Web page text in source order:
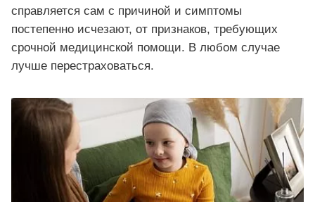
справляется сам с причиной и симптомы
постепенно исчезают, от признаков, требующих
срочной медицинской помощи. В любом случае
лучше перестраховаться.